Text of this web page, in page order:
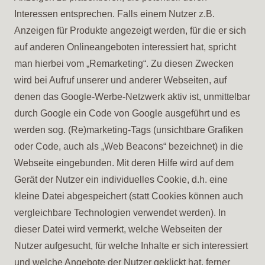
Interessen entsprechen. Falls einem Nutzer z.B.
Anzeigen für Produkte angezeigt werden, für die er sich
auf anderen Onlineangeboten interessiert hat, spricht
man hierbei vom „Remarketing“. Zu diesen Zwecken
wird bei Aufruf unserer und anderer Webseiten, auf
denen das Google-Werbe-Netzwerk aktiv ist, unmittelbar
durch Google ein Code von Google ausgeführt und es
werden sog. (Re)marketing-Tags (unsichtbare Grafiken
oder Code, auch als „Web Beacons“ bezeichnet) in die
Webseite eingebunden. Mit deren Hilfe wird auf dem
Gerät der Nutzer ein individuelles Cookie, d.h. eine
kleine Datei abgespeichert (statt Cookies können auch
vergleichbare Technologien verwendet werden). In
dieser Datei wird vermerkt, welche Webseiten der
Nutzer aufgesucht, für welche Inhalte er sich interessiert
und welche Angebote der Nutzer geklickt hat, ferner